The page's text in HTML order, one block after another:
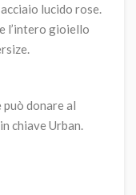
lucido rose.
l’intero gioiello
donare al
chiave Urban.